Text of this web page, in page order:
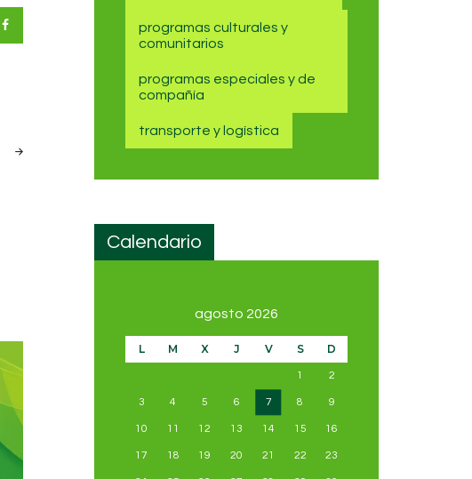
programas culturales y
comunitarios
programas especiales y de
compañía
transporte y logística
Calendario
agosto 2026
L M X J V S D
1 2
3 4 5 6 7 8 9
10 11 12 13 14 15 16
17 18 19 20 21 22 23